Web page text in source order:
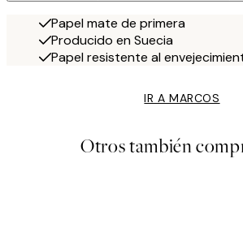
Papel mate de primera
Producido en Suecia
Papel resistente al
IR A MARCOS
Otros también